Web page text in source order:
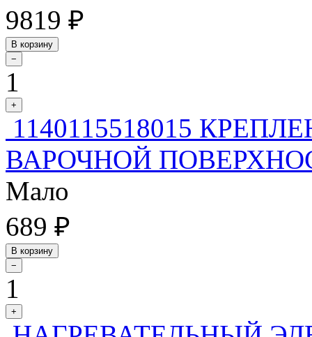
9819 ₽
В корзину
−
1
+
1140115518015
ВАРОЧНОЙ
Мало
689 ₽
В корзину
−
1
+